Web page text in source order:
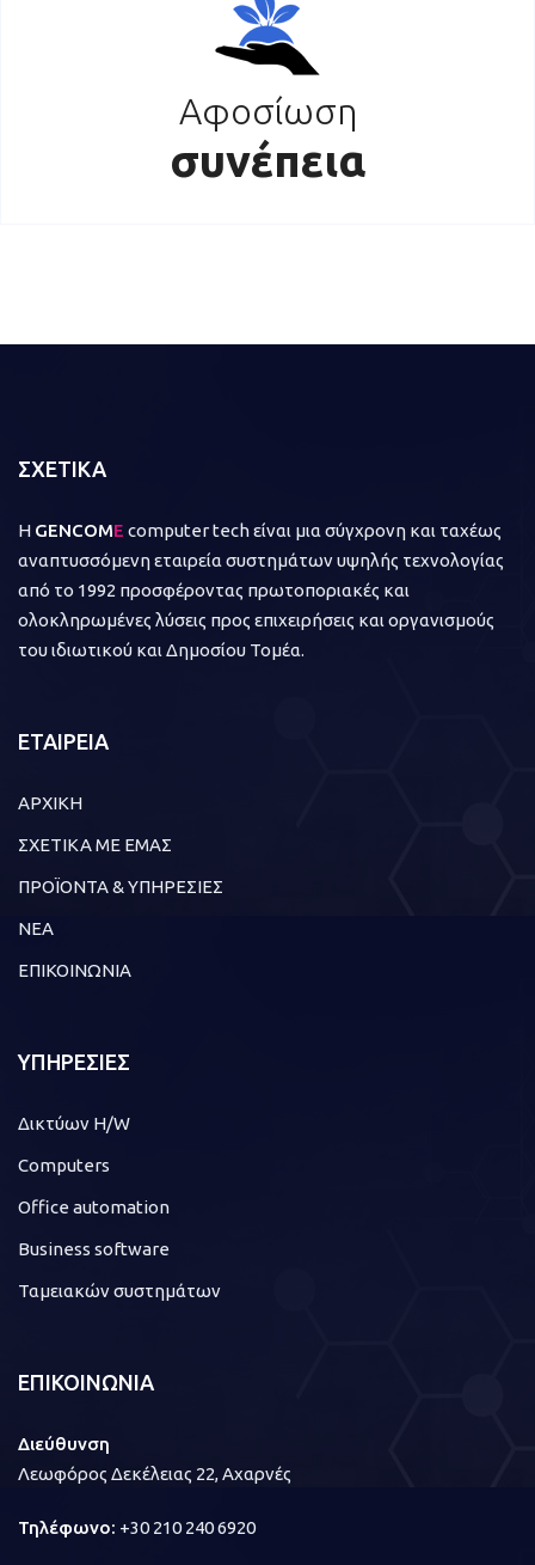
Αφοσίωση
συνέπεια
ΣΧΕΤΙΚΑ
Η GENCOME computer tech είναι μια σύγχρονη και ταχέως
αναπτυσσόμενη εταιρεία συστημάτων υψηλής τεχνολογίας
από το 1992 προσφέροντας πρωτοποριακές και
ολοκληρωμένες λύσεις προς επιχειρήσεις και οργανισμούς
του ιδιωτικού και Δημοσίου Τομέα.
ΕΤΑΙΡΕΙΑ
ΑΡΧΙΚΗ
ΣΧΕΤΙΚΑ ΜΕ ΕΜΑΣ
ΠΡΟΪΟΝΤΑ & ΥΠΗΡΕΣΙΕΣ
ΝΕΑ
ΕΠΙΚΟΙΝΩΝΙΑ
ΥΠΗΡΕΣΙΕΣ
Δικτύων H/W
Computers
Office automation
Business software
Ταμειακών συστημάτων
ΕΠΙΚΟΙΝΩΝΙΑ
Διεύθυνση
Λεωφόρος Δεκέλειας 22, Αχαρνές
Τηλέφωνο: +30 210 240 6920